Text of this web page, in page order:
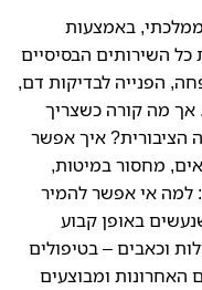
באמצעות
השירותים הבסיסיים
הפנייה לבדיקות דם,
אך מה קורה כשצריך
הציבורית? איך אפשר
מחסור במיטות,
למה אי אפשר להמיר
באופן קבוע
וכאבים – בטיפולים
האחרונות ומבוצעים